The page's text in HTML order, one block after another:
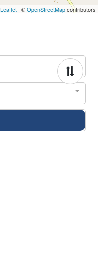
Leaflet | ©OpenStreetMapcontributors